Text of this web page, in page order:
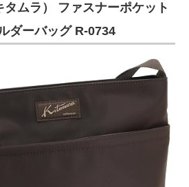
ムラ） ファスナーポケット
ダーバッグ R-0734